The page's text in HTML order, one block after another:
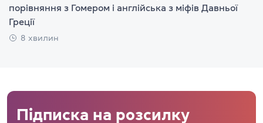
порівняння з Гомером і англійська з міфів Давньої
Греції
8 хвилин
Підписка на розсилку